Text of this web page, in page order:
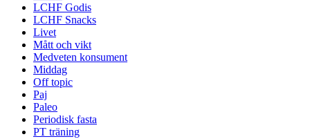
LCHF Godis
LCHF Snacks
Livet
Mått och vikt
Medveten konsument
Middag
Off topic
Paj
Paleo
Periodisk fasta
PT träning